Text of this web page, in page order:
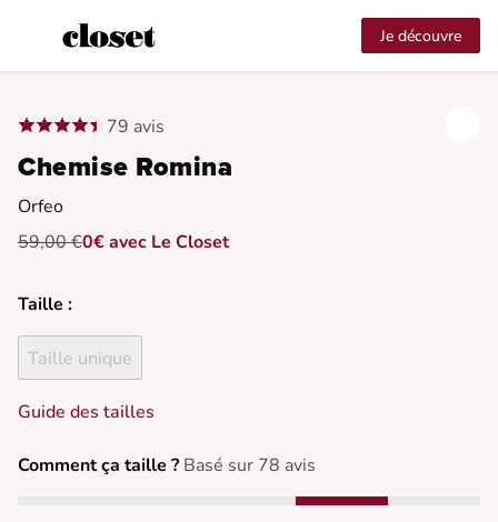
Je découvre
79 avis
Chemise Romina
Orfeo
59,00 €0€ avec Le Closet
Taille :
Taille unique
Guide des tailles
Comment ça taille ? Basé sur 78 avis